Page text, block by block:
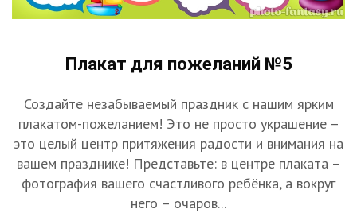
Плакат для пожеланий №5
Создайте незабываемый праздник с нашим ярким
плакатом-пожеланием! Это не просто украшение –
это целый центр притяжения радости и внимания на
вашем празднике! Представьте: в центре плаката –
фотография вашего счастливого ребёнка, а вокруг
него – очаров...